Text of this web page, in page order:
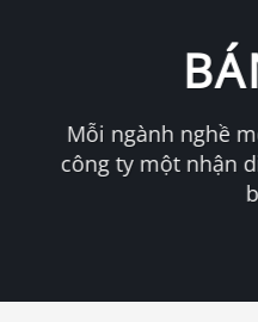
Mỗi ngành nghề
công ty một nhận